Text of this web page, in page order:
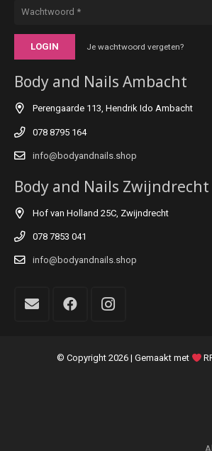
LOGIN Je wachtwoord vergeten?
Body and Nails Ambacht
Perengaarde 113, Hendrik Ido Ambacht
078 8795 164
info@bodyandnails.shop
Body and Nails Zwijndrecht
Hof van Holland 25C, Zwijndrecht
078 7853 041
info@bodyandnails.shop
© Copyright 2026 | Gemaakt met